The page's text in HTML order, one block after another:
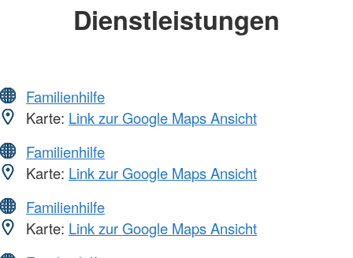
Dienstleistungen
Familienhilfe
Karte: Link zur Google Maps Ansicht
Familienhilfe
Karte: Link zur Google Maps Ansicht
Familienhilfe
Karte: Link zur Google Maps Ansicht